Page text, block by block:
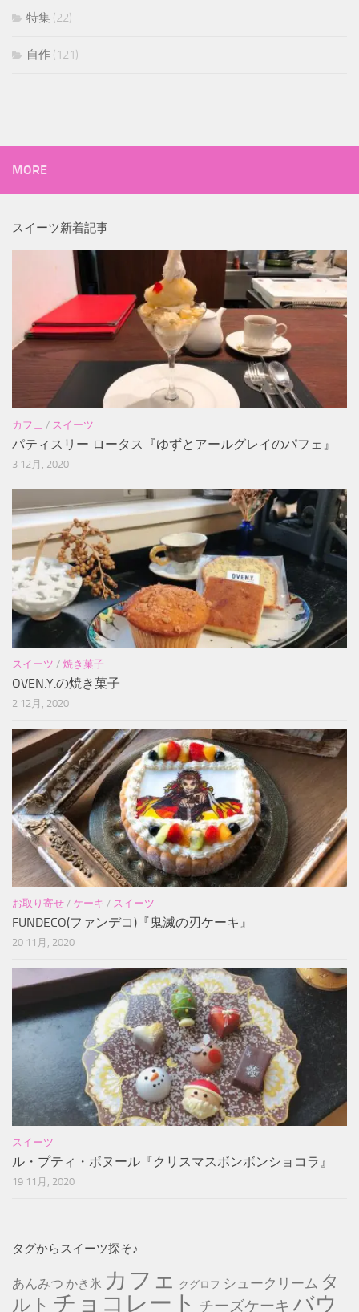
特集 (22)
自作 (121)
MORE
スイーツ新着記事
カフェ / スイーツ
パティスリー ロータス『ゆずとアールグレイのパフェ』
3 12月, 2020
スイーツ / 焼き菓子
OVEN.Y.の焼き菓子
2 12月, 2020
お取り寄せ / ケーキ / スイーツ
FUNDECO(ファンデコ)『鬼滅の刃ケーキ』
20 11月, 2020
スイーツ
ル・プティ・ボヌール『クリスマスボンボンショコラ』
19 11月, 2020
タグからスイーツ探そ♪
あんみつ かき氷 カフェ クグロフ シュークリーム タ
ルト チョコレート チーズケーキ バウ